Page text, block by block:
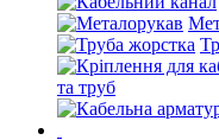
та труб